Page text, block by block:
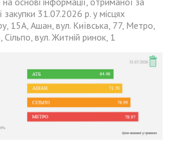
31.07.2026 р. у місцях
15А, Ашан, вул. Київська, 77, Метро,
вул. Житній ринок, 1